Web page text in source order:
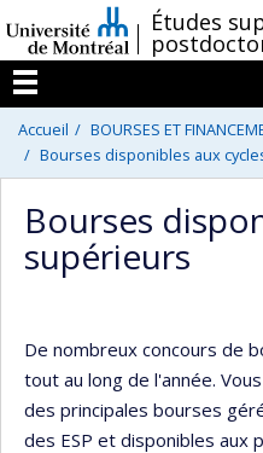
au
contenu
/Études
Menu
Accueil
BOURSES ET
Bourses disponibles aux
Bourses
supérieurs
De nombreux concours de
tout au long de l'année.
des principales bourses
des ESP et disponibles aux